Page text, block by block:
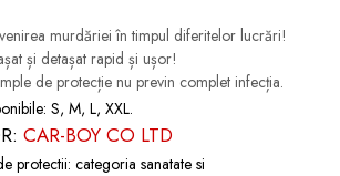
murdăriei în timpul diferitelor lucrări!
și detașat rapid și ușor!
de protecție nu previn complet infecția.
S, M, L, XXL.
CAR-BOY CO LTD
protectii: categoria sanatate si